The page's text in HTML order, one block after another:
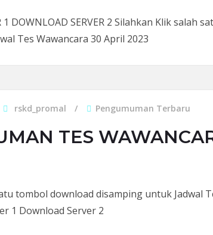
1 DOWNLOAD SERVER 2 Silahkan Klik salah
Tes Wawancara 30 April 2023
rskd_promal Pengumuman Terbaru
TES
tombol download disamping untuk Jadwal
1 Download Server 2